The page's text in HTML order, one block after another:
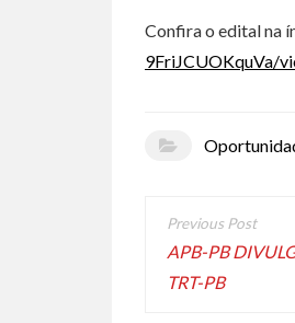
Confira o edital na
9FriJCUOKquVa/
APB-PB
TRT-PB